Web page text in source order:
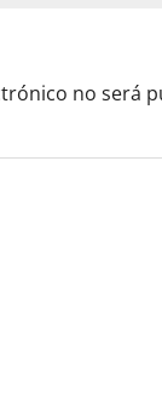
no será